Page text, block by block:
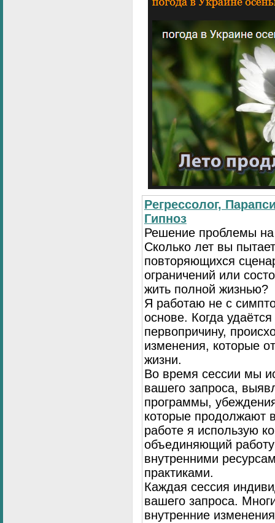
Регрессолог,
Гипноз
Решение проблемы на
Сколько лет вы
повторяющихся
ограничений или
жить полной жизнью?
Я работаю не с
основе. Когда
первопричину,
изменения, которые
жизни.
Во время сессии мы
вашего запроса,
программы,
которые продолжают
работе я использую
объединяющий
внутренними
практиками.
Каждая сессия
вашего запроса.
внутренние